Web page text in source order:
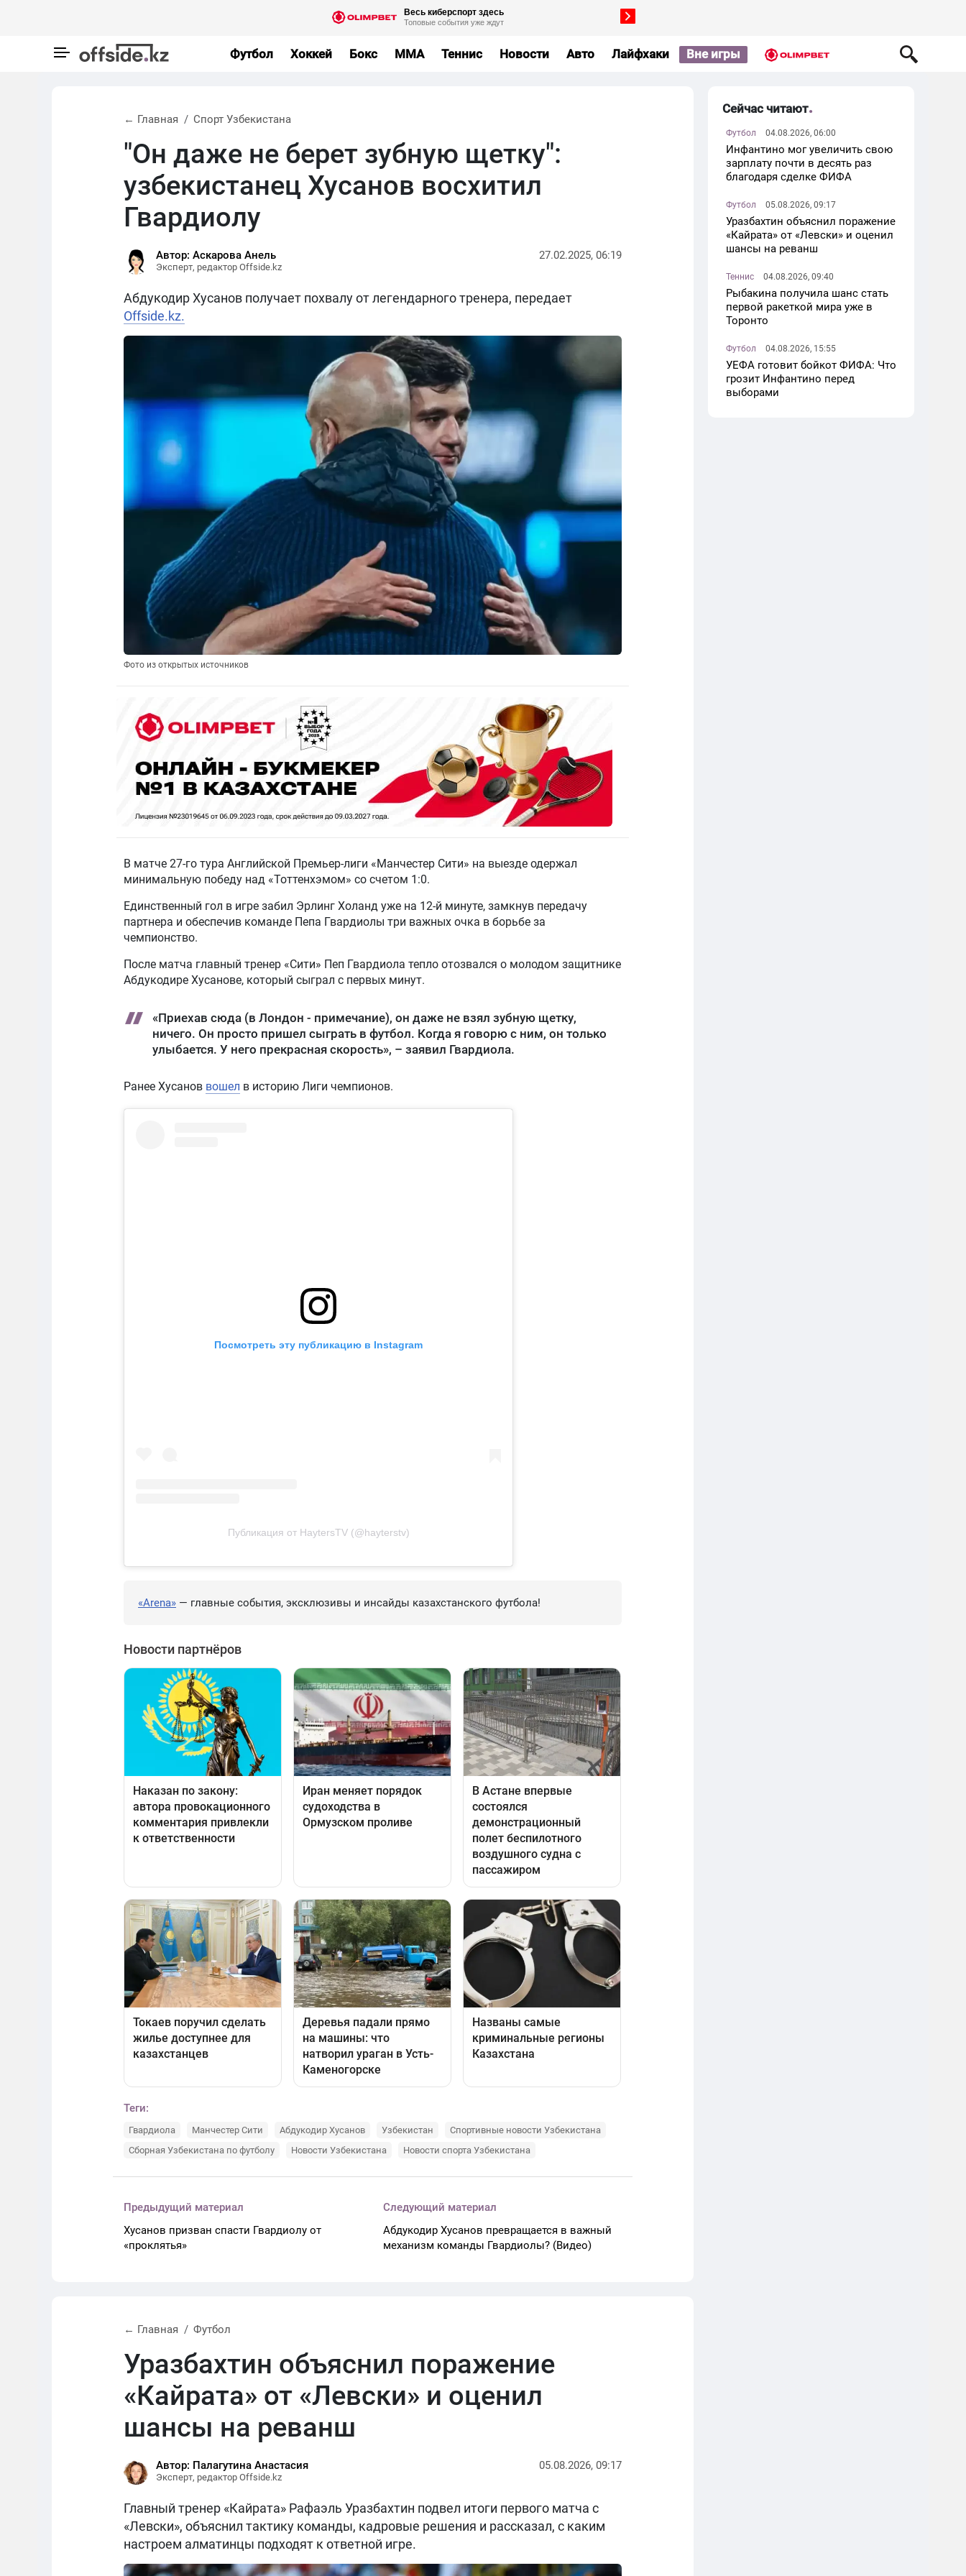
Футбол Хоккей Бокс MMA Теннис Новости Авто Лайфхаки Вне игры
← Главная Спорт Узбекистана
"Он даже не берет зубную щетку":
узбекистанец Хусанов восхитил
Гвардиолу
Автор: Аскарова Анель
Эксперт, редактор Offside.kz
27.02.2025, 06:19
Абдукодир Хусанов получает похвалу от легендарного тренера, передает
Offside.kz.
Фото из открытых источников
В матче 27-го тура Английской Премьер-лиги «Манчестер Сити» на выезде одержал
минимальную победу над «Тоттенхэмом» со счетом 1:0.
Единственный гол в игре забил Эрлинг Холанд уже на 12-й минуте, замкнув передачу
партнера и обеспечив команде Пепа Гвардиолы три важных очка в борьбе за
чемпионство.
После матча главный тренер «Сити» Пеп Гвардиола тепло отозвался о молодом защитнике
Абдукодире Хусанове, который сыграл с первых минут.
«Приехав сюда (в Лондон - примечание), он даже не взял зубную щетку,
ничего. Он просто пришел сыграть в футбол. Когда я говорю с ним, он только
улыбается. У него прекрасная скорость», – заявил Гвардиола.
Ранее Хусанов вошел в историю Лиги чемпионов.
Посмотреть эту публикацию в Instagram
Публикация от HaytersTV (@hayterstv)
«Arena» — главные события, эксклюзивы и инсайды казахстанского футбола!
Теги:
Гвардиола Манчестер Сити Абдукодир Хусанов Узбекистан
Спортивные новости Узбекистана
Сборная Узбекистана по футболу
Новости Узбекистана Новости спорта Узбекистана
Предыдущий материал
Хусанов призван спасти Гвардиолу от
«проклятья»
Следующий материал
Абдукодир Хусанов превращается в важный
механизм команды Гвардиолы? (Видео)
← Главная Футбол
Уразбахтин объяснил поражение
«Кайрата» от «Левски» и оценил
шансы на реванш
Автор: Палагутина Анастасия
Эксперт, редактор Offside.kz
05.08.2026, 09:17
Главный тренер «Кайрата» Рафаэль Уразбахтин подвел итоги первого матча с
«Левски», объяснил тактику команды, кадровые решения и рассказал, с каким
настроем алматинцы подходят к ответной игре.
Сейчас читают
Футбол 04.08.2026, 06:00
Инфантино мог увеличить свою
зарплату почти в десять раз
благодаря сделке ФИФА
Футбол 05.08.2026, 09:17
Уразбахтин объяснил поражение
«Кайрата» от «Левски» и оценил
шансы на реванш
Теннис 04.08.2026, 09:40
Рыбакина получила шанс стать
первой ракеткой мира уже в
Торонто
Футбол 04.08.2026, 15:55
УЕФА готовит бойкот ФИФА: Что
грозит Инфантино перед
выборами